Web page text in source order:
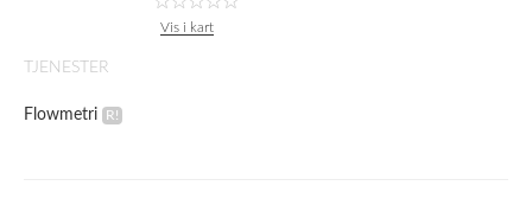
Vis i kart
TJENESTER
Flowmetri